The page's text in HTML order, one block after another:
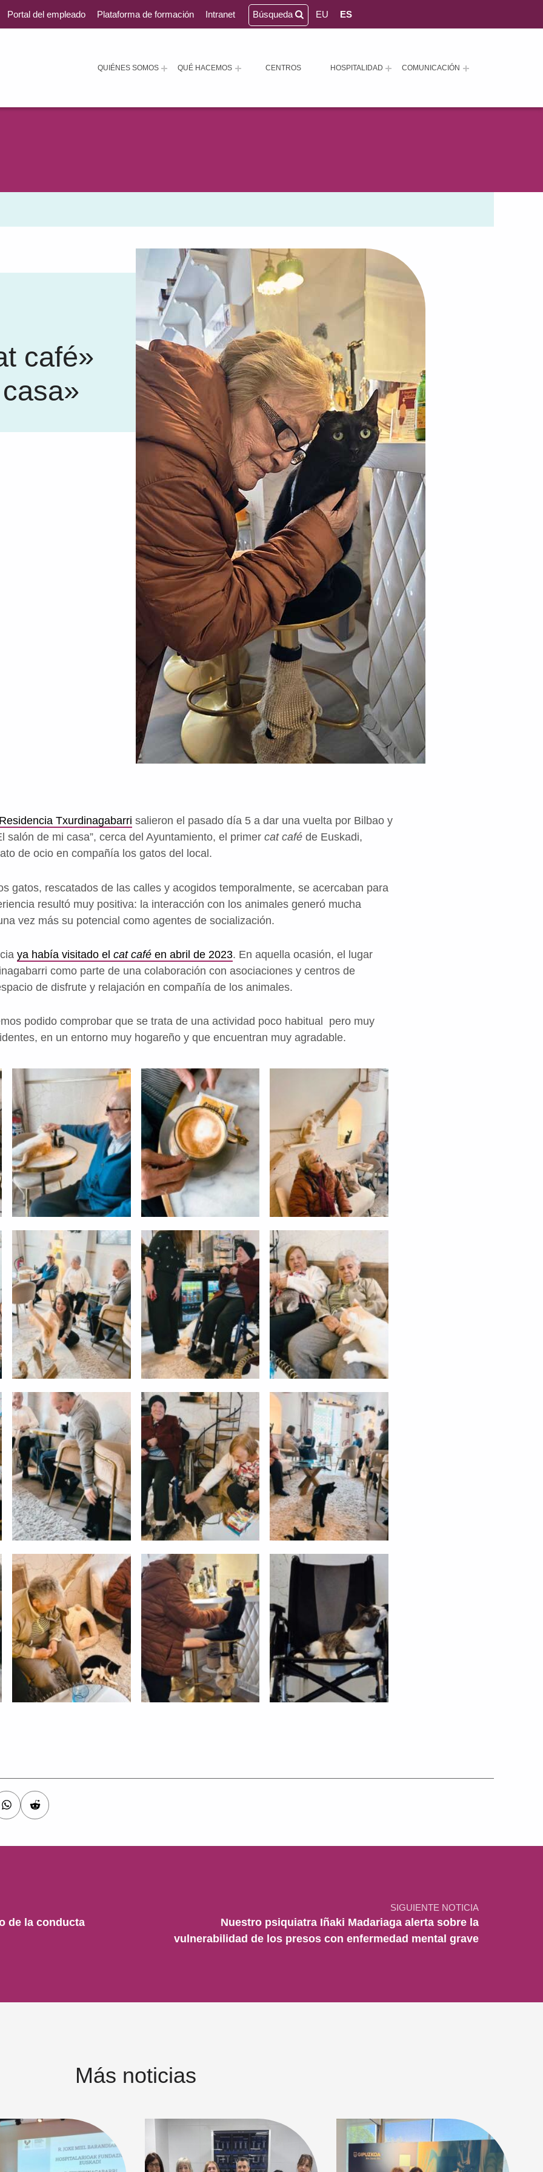
QUIÉNES SOMOS QUÉ HACEMOS CENTROS HOSPITALIDAD COMUNICACIÓN
Portal del empleado Plataforma de formación Intranet Búsqueda EU ES
café»
Residencia Txurdinagabarri salieron el pasado día 5 a dar una vuelta por Bilbao y
salón de mi casa”, cerca del Ayuntamiento, el primer cat café de Euskadi,
de ocio en compañía los gatos del local.
gatos, rescatados de las calles y acogidos temporalmente, se acercaban para
resultó muy positiva: la interacción con los animales generó mucha
vez más su potencial como agentes de socialización.
ya había visitado el cat café en abril de 2023. En aquella ocasión, el lugar
como parte de una colaboración con asociaciones y centros de
de disfrute y relajación en compañía de los animales.
podido comprobar que se trata de una actividad poco habitual pero muy
en un entorno muy hogareño y que encuentran muy agradable.
de la conducta
SIGUIENTE NOTICIA
Nuestro psiquiatra Iñaki Madariaga alerta sobre la
vulnerabilidad de los presos con enfermedad mental grave
Más noticias